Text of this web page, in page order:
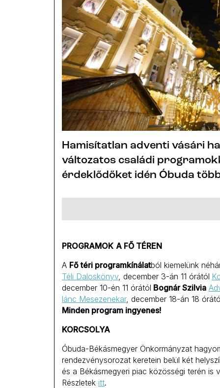
Hamisítatlan adventi vásári
változatos családi
érdeklődőket idén Óbuda
PROGRAMOK A FŐ TÉREN
A Fő téri programkínálatból kiemelünk
Téli Daloskönyv, december 3-án 11 órától
december 10-én 11 órától Bognár Szilvia
lánc Mesezenekar, december 18-án 18
Minden program ingyenes!
KORCSOLYA
Óbuda-Békásmegyer Önkormányzat
rendezvénysorozat keretein belül két
és a Békásmegyeri piac közösségi terén is
Részletek itt.